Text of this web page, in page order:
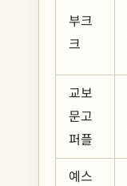
부크
크
교보
문고
퍼플
예스